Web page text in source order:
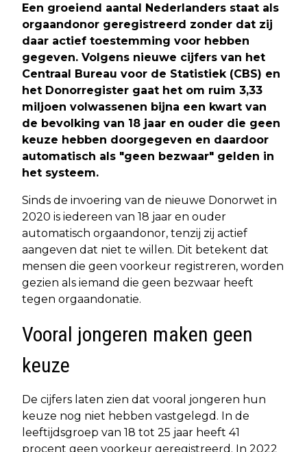
Een groeiend aantal Nederlanders staat als
orgaandonor geregistreerd zonder dat zij
daar actief toestemming voor hebben
gegeven. Volgens nieuwe cijfers van het
Centraal Bureau voor de Statistiek (CBS) en
het Donorregister gaat het om ruim 3,33
miljoen volwassenen bijna een kwart van
de bevolking van 18 jaar en ouder die geen
keuze hebben doorgegeven en daardoor
automatisch als "geen bezwaar" gelden in
het systeem.
Sinds de invoering van de nieuwe Donorwet in
2020 is iedereen van 18 jaar en ouder
automatisch orgaandonor, tenzij zij actief
aangeven dat niet te willen. Dit betekent dat
mensen die geen voorkeur registreren, worden
gezien als iemand die geen bezwaar heeft
tegen orgaandonatie.
Vooral jongeren maken geen
keuze
De cijfers laten zien dat vooral jongeren hun
keuze nog niet hebben vastgelegd. In de
leeftijdsgroep van 18 tot 25 jaar heeft 41
procent geen voorkeur geregistreerd. In 2022